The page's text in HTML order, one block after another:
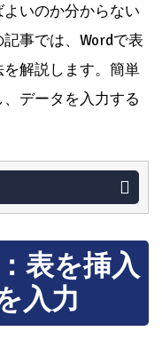
いのか分からない
事では、Wordで表
解説します。簡単
データを入力する
表を挿入
入力